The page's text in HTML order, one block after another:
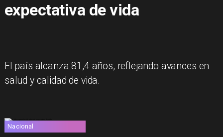
expectativa de vida
El país alcanza 81,4 años, reflejando avances en
salud y calidad de vida.
Nacional